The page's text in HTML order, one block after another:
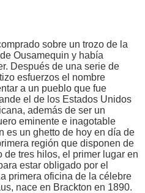
sobre un trozo de la
Ousamequin y había
Después de una serie de
esfuerzos el nombre
a un pueblo que fue
el de los Estados Unidos
además de ser un
eminente e inagotable
es un ghetto de hoy en día de
región que disponen de
de tres hilos, el primer lugar en
estar obligado por el
primera oficina de la célebre
nace en Brackton en 1890.